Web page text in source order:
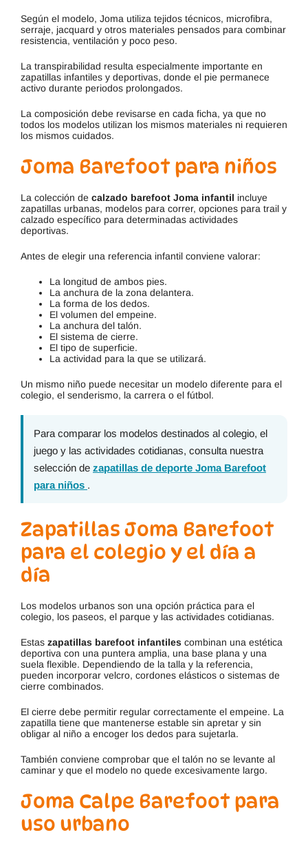
Según el modelo, Joma utiliza tejidos técnicos, microfibra,
serraje, jacquard y otros materiales pensados para combinar
resistencia, ventilación y poco peso.
La transpirabilidad resulta especialmente importante en
zapatillas infantiles y deportivas, donde el pie permanece
activo durante periodos prolongados.
La composición debe revisarse en cada ficha, ya que no
todos los modelos utilizan los mismos materiales ni requieren
los mismos cuidados.
Joma Barefoot para niños
La colección de calzado barefoot Joma infantil incluye
zapatillas urbanas, modelos para correr, opciones para trail y
calzado específico para determinadas actividades
deportivas.
Antes de elegir una referencia infantil conviene valorar:
La longitud de ambos pies.
La anchura de la zona delantera.
La forma de los dedos.
El volumen del empeine.
La anchura del talón.
El sistema de cierre.
El tipo de superficie.
La actividad para la que se utilizará.
Un mismo niño puede necesitar un modelo diferente para el
colegio, el senderismo, la carrera o el fútbol.
Para comparar los modelos destinados al colegio, el
juego y las actividades cotidianas, consulta nuestra
selección de zapatillas de deporte Joma Barefoot
para niños .
Zapatillas Joma Barefoot
para el colegio y el día a
día
Los modelos urbanos son una opción práctica para el
colegio, los paseos, el parque y las actividades cotidianas.
Estas zapatillas barefoot infantiles combinan una estética
deportiva con una puntera amplia, una base plana y una
suela flexible. Dependiendo de la talla y la referencia,
pueden incorporar velcro, cordones elásticos o sistemas de
cierre combinados.
El cierre debe permitir regular correctamente el empeine. La
zapatilla tiene que mantenerse estable sin apretar y sin
obligar al niño a encoger los dedos para sujetarla.
También conviene comprobar que el talón no se levante al
caminar y que el modelo no quede excesivamente largo.
Joma Calpe Barefoot para
uso urbano